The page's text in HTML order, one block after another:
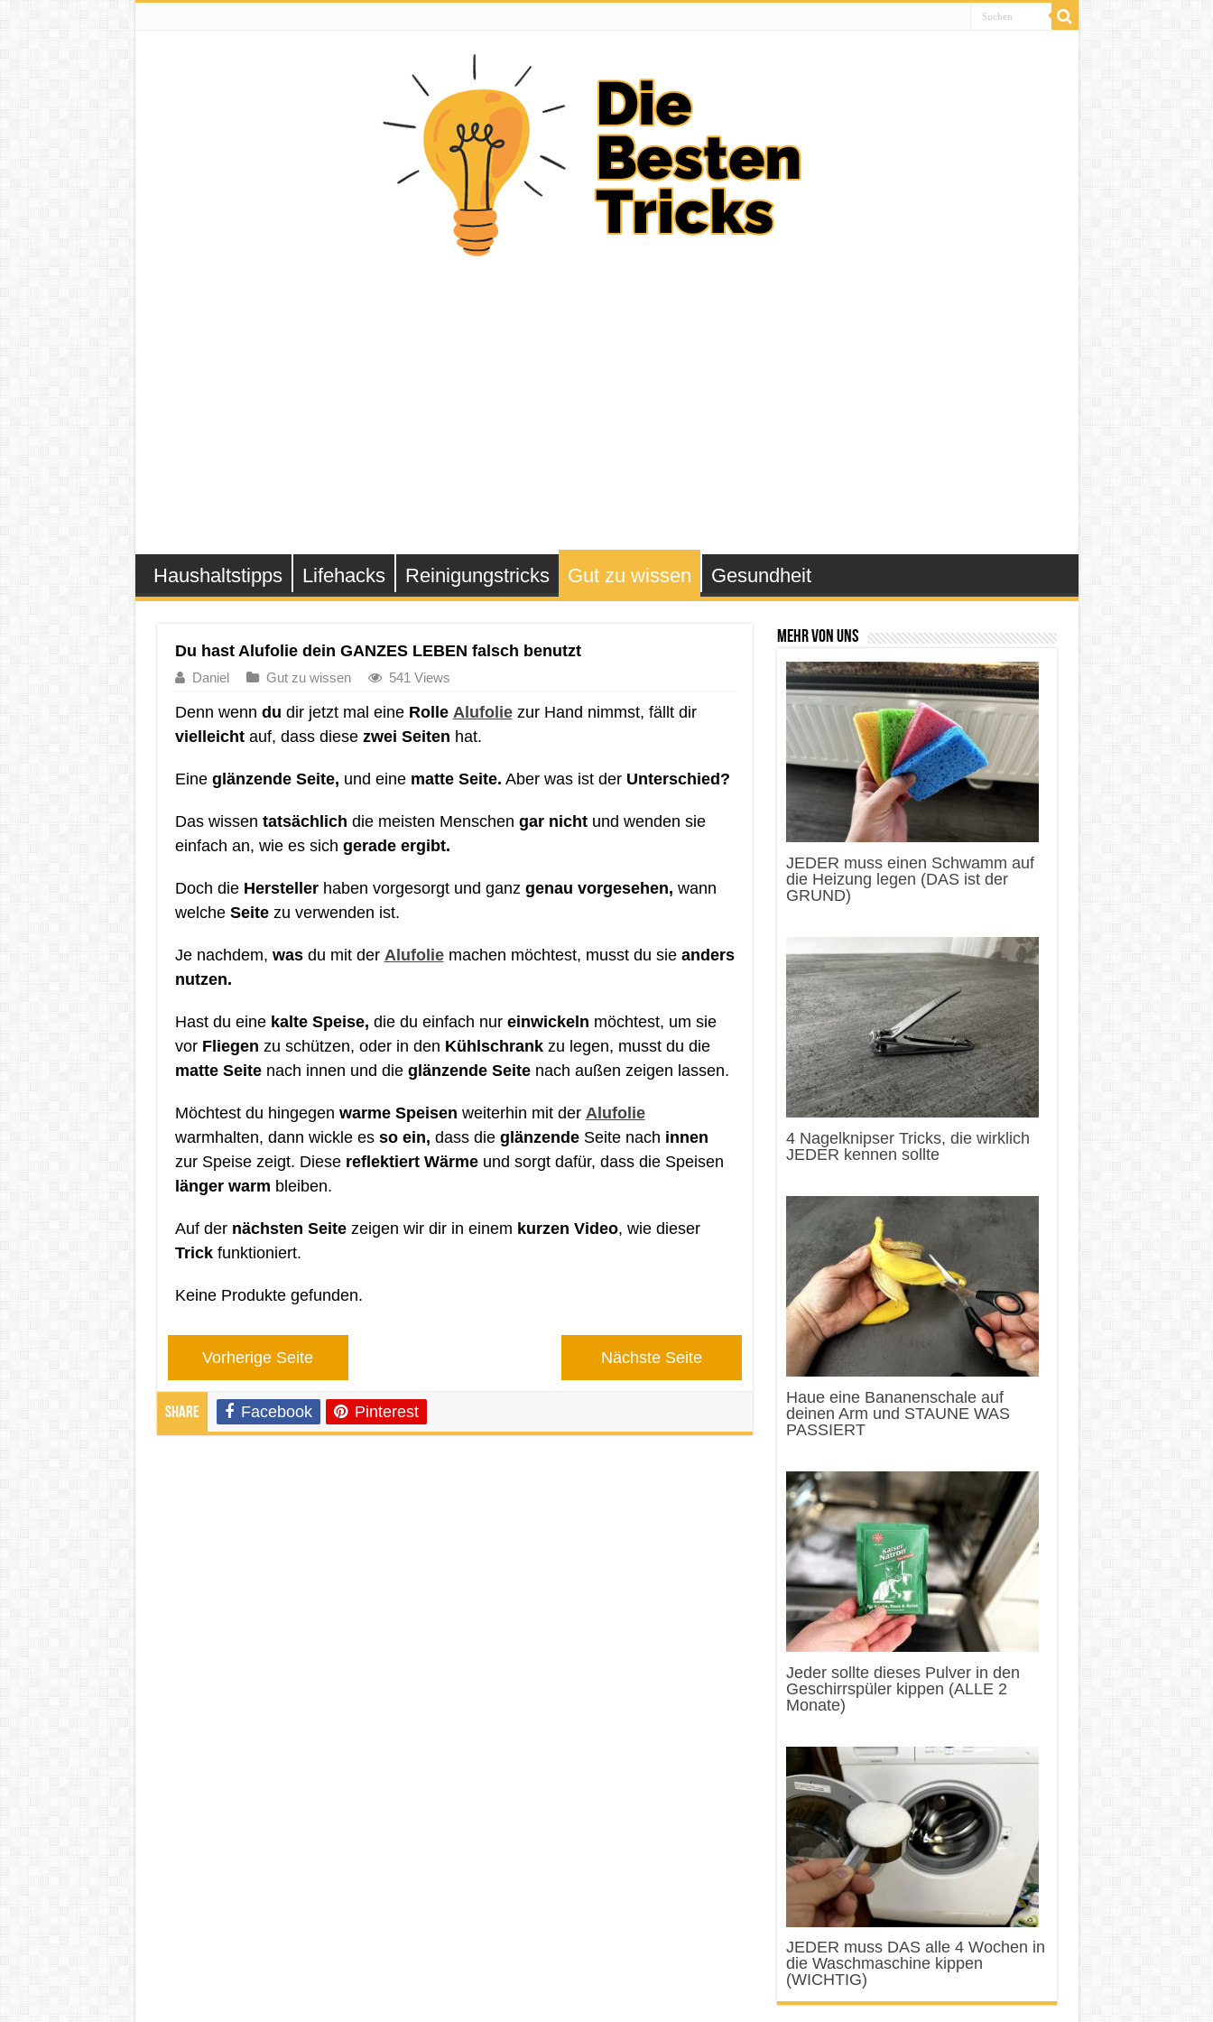
Haushaltstipps Lifehacks Reinigungstricks Gut zu wissen Gesundheit
Du hast Alufolie dein GANZES LEBEN falsch benutzt
Daniel Gut zu wissen 541 Views
Denn wenn du dir jetzt mal eine Rolle Alufoliezur Hand nimmst, fällt dir
vielleichtauf, dass diese zwei Seiten hat.
Eine glänzende Seite, und eine matte Seite. Aber was ist der Unterschied?
Das wissen tatsächlich die meisten Menschen gar nichtund wenden sie
einfach an, wie es sich gerade ergibt.
Doch die Herstellerhaben vorgesorgt und ganz genau vorgesehen, wann
welche Seitezu verwenden ist.
Je nachdem, wasdu mit der Alufoliemachen möchtest, musst du sie anders
nutzen.
Hast du eine kalte Speise, die du einfach nur einwickeln möchtest, um sie
vor Fliegen zu schützen, oder in den Kühlschrankzu legen, musst du die
matte Seitenach innen und die glänzende Seitenach außen zeigen lassen.
Möchtest du hingegen warme Speisen weiterhin mit der Alufolie
warmhalten, dann wickle es so ein, dass die glänzendeSeite nach innen
zur Speise zeigt. Diese reflektiert Wärmeund sorgt dafür, dass die Speisen
länger warm bleiben.
Auf der nächsten Seitezeigen wir dir in einem kurzen Video, wie dieser
Trickfunktioniert.
Keine Produkte gefunden.
Vorherige Seite Nächste Seite
Share Facebook Pinterest
Mehr von uns
JEDER muss einen Schwamm auf
die Heizung legen (DAS ist der
GRUND)
4 Nagelknipser Tricks, die wirklich
JEDER kennen sollte
Haue eine Bananenschale auf
deinen Arm und STAUNE WAS
PASSIERT
Jeder sollte dieses Pulver in den
Geschirrspüler kippen (ALLE 2
Monate)
JEDER muss DAS alle 4 Wochen in
die Waschmaschine kippen
(WICHTIG)